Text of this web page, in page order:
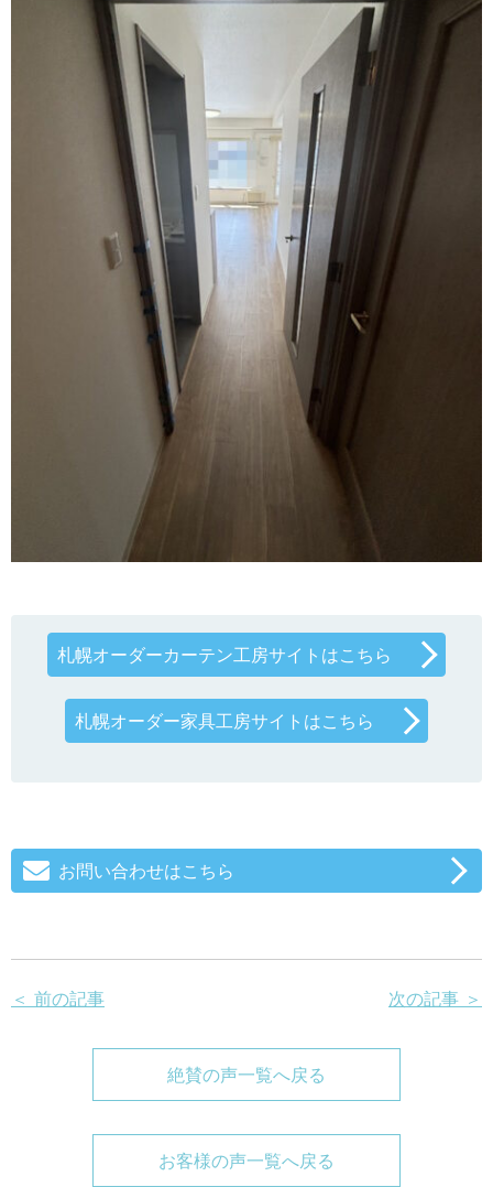
札幌オーダーカーテン工房サイトはこちら
札幌オーダー家具工房サイトはこちら
お問い合わせはこちら
＜ 前の記事 次の記事 ＞
絶賛の声一覧へ戻る
お客様の声一覧へ戻る